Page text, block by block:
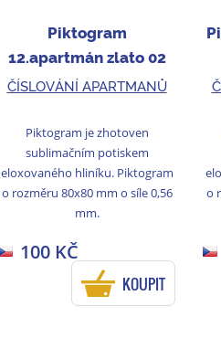
Piktogram
12.apartmán zlato 02
ČÍSLOVÁNÍ APARTMANŮ
Piktogram je zhotoven
sublimačním potiskem
eloxovaného hliníku. Piktogram
o rozměru 80x80 mm o síle 0,56
mm.
100 KČ
KOUPIT
o